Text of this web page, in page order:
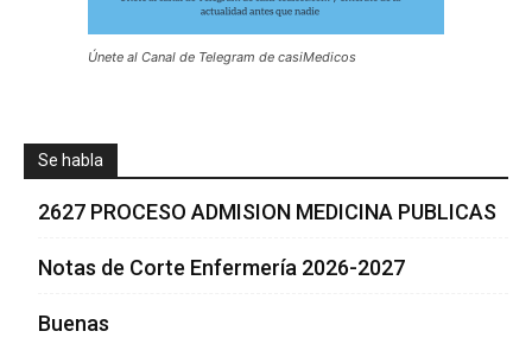
Únete al Canal de Telegram de casiMedicos
Se habla
2627 PROCESO ADMISION MEDICINA PUBLICAS
Notas de Corte Enfermería 2026-2027
Buenas